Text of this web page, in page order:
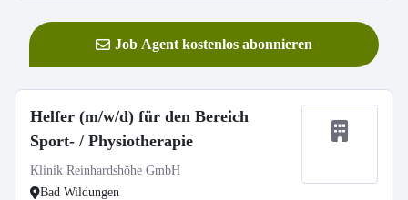
Job Agent kostenlos abonnieren
Helfer (m/w/d) für den Bereich
Sport- / Physiotherapie
Klinik Reinhardshöhe GmbH
Bad Wildungen